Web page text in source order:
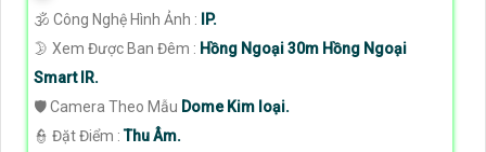
🕉️ Công Nghệ Hình Ảnh : IP.
🌛 Xem Được Ban Đêm : Hồng Ngoại 30m Hồng Ngoại
Smart IR.
🛡 Camera Theo Mẫu Dome Kim loại.
️👮 Đặt Điểm :Thu Âm.